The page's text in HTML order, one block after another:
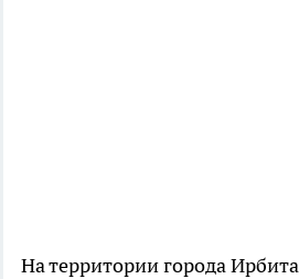
На территории города